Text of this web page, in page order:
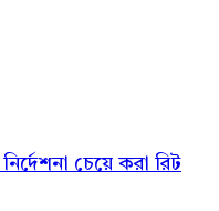
চেয়ে করা রিট